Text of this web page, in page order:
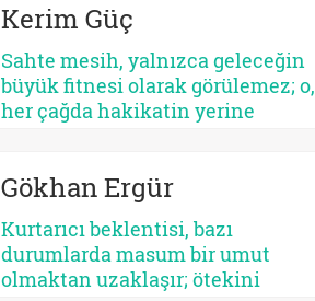
konumlandırılan bir düşünsel
merkez olarak Şiî geleneğin en
belirleyici unsurlarından biri
olmayı sürdürmektedir.
Kerim Güç
Sahte mesih, yalnızca geleceğin
büyük fitnesi olarak görülemez; o,
her çağda hakikatin yerine
sistemdir, kimi zaman bir şahıs,
kimi zaman bir kült, kimi zaman
da insanın kendi benliğidir. Biri
kalabalıkları yutar, diğeri kalbi.
Fakat ikisinin de kaynağı aynıdır:
Gökhan Ergür
Kurtarıcı beklentisi, bazı
durumlarda masum bir umut
olmaktan uzaklaşır; ötekini